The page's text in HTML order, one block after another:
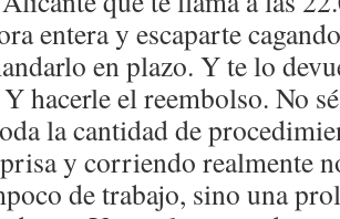
entera y escaparte
en plazo. Y te lo
hacerle el reembolso. No
la cantidad de
y corriendo realmente
de trabajo, sino una